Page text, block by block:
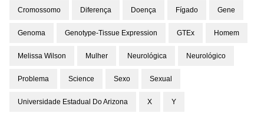
Cromossomo Diferença Doença Fígado Gene
Genoma Genotype-Tissue Expression GTEx Homem
Melissa Wilson Mulher Neurológica Neurológico
Problema Science Sexo Sexual
Universidade Estadual Do Arizona X Y